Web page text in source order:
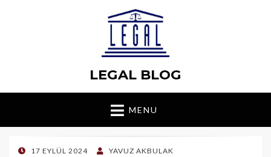
LEGAL BLOG
MENU
POSTED
17 EYLÜL 2024 YAVUZ AKBULAK